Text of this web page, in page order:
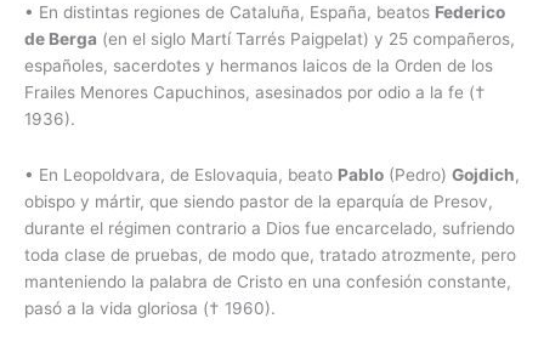
• En distintas regiones de Cataluña, España, beatos Federico
de Berga (en el siglo Martí Tarrés Paigpelat) y 25 compañeros,
españoles, sacerdotes y hermanos laicos de la Orden de los
Frailes Menores Capuchinos, asesinados por odio a la fe (†
1936).
• En Leopoldvara, de Eslovaquia, beato Pablo (Pedro) Gojdich,
obispo y mártir, que siendo pastor de la eparquía de Presov,
durante el régimen contrario a Dios fue encarcelado, sufriendo
toda clase de pruebas, de modo que, tratado atrozmente, pero
manteniendo la palabra de Cristo en una confesión constante,
pasó a la vida gloriosa († 1960).